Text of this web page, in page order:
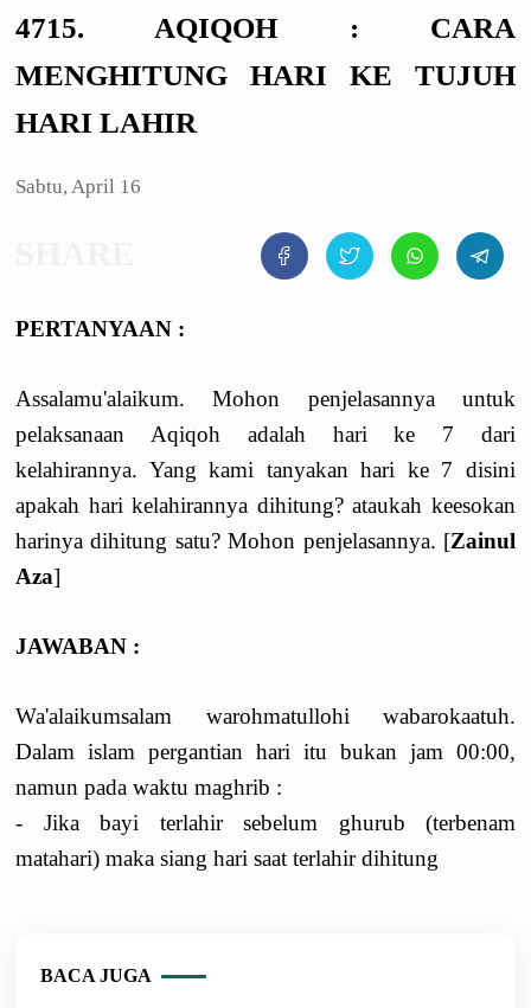
4715. AQIQOH : CARA
MENGHITUNG HARI KE TUJUH
HARI LAHIR
Sabtu, April 16
PERTANYAAN :
Assalamu'alaikum. Mohon penjelasannya untuk
pelaksanaan Aqiqoh adalah hari ke 7 dari
kelahirannya. Yang kami tanyakan hari ke 7 disini
apakah hari kelahirannya dihitung? ataukah keesokan
harinya dihitung satu? Mohon penjelasannya. [Zainul
Aza]
JAWABAN :
Wa'alaikumsalam warohmatullohi wabarokaatuh.
Dalam islam pergantian hari itu bukan jam 00:00,
namun pada waktu maghrib :
- Jika bayi terlahir sebelum ghurub (terbenam
matahari) maka siang hari saat terlahir dihitung
BACA JUGA